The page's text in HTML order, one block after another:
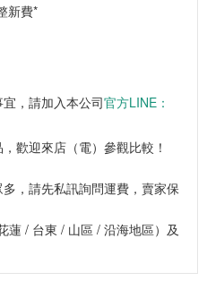
新費*
，請加入本公司官方LINE：
歡迎來店（電）參觀比較！
，請先私訊詢問運費，賣家保
/ 台東 / 山區 / 沿海地區）及